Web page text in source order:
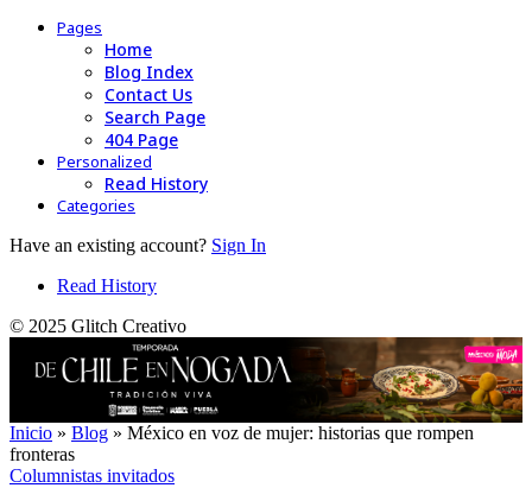
Pages
Home
Blog Index
Contact Us
Search Page
404 Page
Personalized
Read History
Categories
Have an existing account? Sign In
Read History
© 2025 Glitch Creativo
Inicio » Blog » México en voz de mujer: historias que rompen
fronteras
Columnistas invitados